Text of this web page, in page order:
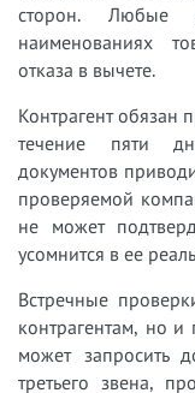
сторон. Любые
наименованиях
отказа в вычете.
Контрагент обязан
течение пяти
документов
проверяемой
не может
усомнится в ее
Встречные
контрагентам, но и
может запросить
третьего звена,